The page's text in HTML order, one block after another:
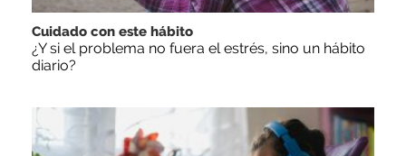
Cuidado con este hábito
¿Y si el problema no fuera el estrés, sino un hábito
diario?